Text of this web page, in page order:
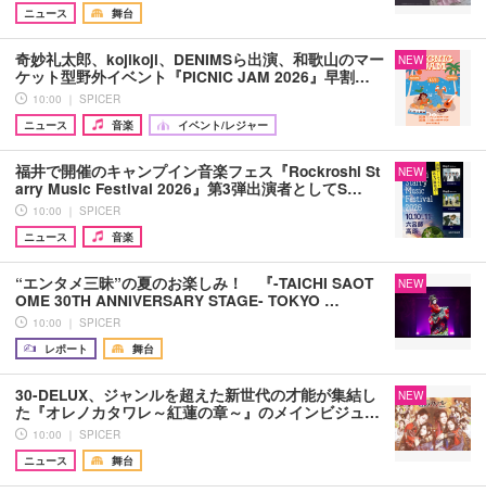
ニュース
舞台
奇妙礼太郎、kojikoji、DENIMSら出演、和歌山のマー
ケット型野外イベント『PICNIC JAM 2026』早割…
10:00 ｜ SPICER
ニュース
音楽 イベント/レジャー
NEW
福井で開催のキャンプイン音楽フェス『Rockroshi St
arry Music Festival 2026』第3弾出演者としてS…
10:00 ｜ SPICER
ニュース
音楽
NEW
“エンタメ三昧”の夏のお楽しみ！ 『-TAICHI SAOT
OME 30TH ANNIVERSARY STAGE- TOKYO …
10:00 ｜ SPICER
レポート
舞台
NEW
30-DELUX、ジャンルを超えた新世代の才能が集結し
た『オレノカタワレ～紅蓮の章～』のメインビジュ…
10:00 ｜ SPICER
ニュース
舞台
NEW